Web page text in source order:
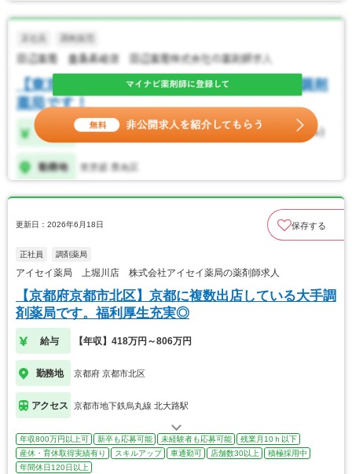
更新日：2026年6月18日 保存する
正社員 調剤薬局
アイセイ薬局 上堀川店 株式会社アイセイ薬局の薬剤師求人
【京都府京都市北区】京都に複数出店している大手調
剤薬局です。福利厚生充実◎
給与 【年収】418万円～806万円
勤務地 京都府 京都市北区
アクセス 京都市地下鉄烏丸線 北大路駅
年収800万円以上可 新卒も応募可能 未経験者も応募可能
残業月10ｈ以下
産休・育休取得実績有り
スキルアップ 車通勤可 店舗数30以上
積極採用中
年間休日120日以上